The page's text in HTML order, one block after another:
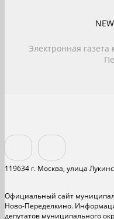
Электронная
119634 г. Москва, улица
Официальный сайт
Ново-Переделкино.
депутатов муниципального